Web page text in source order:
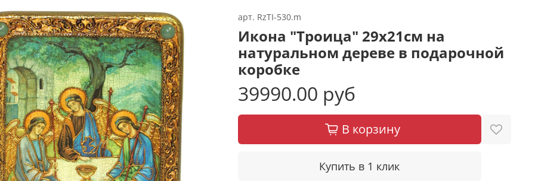
арт. RzTI-530.m
Икона "Троица" 29х21см на
натуральном дереве в подарочной
коробке
39990.00 руб
В корзину
Купить в 1 клик